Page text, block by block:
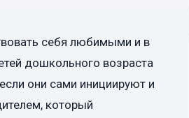
себя любимыми и в
дошкольного возраста
они сами инициируют и
который